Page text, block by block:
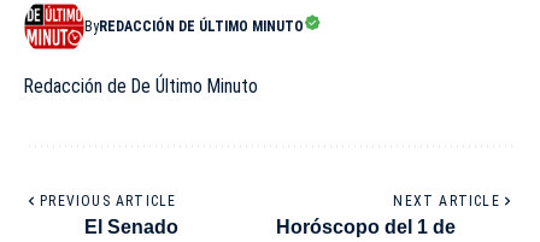
ByREDACCIÓN DE ÚLTIMO MINUTO
Redacción de De Último Minuto
PREVIOUS ARTICLE
El Senado
NEXT ARTICLE
Horóscopo del 1 de